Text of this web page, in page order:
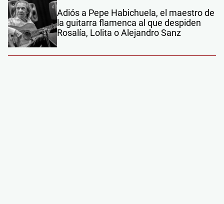
Adiós a Pepe Habichuela, el maestro de
la guitarra flamenca al que despiden
Rosalía, Lolita o Alejandro Sanz